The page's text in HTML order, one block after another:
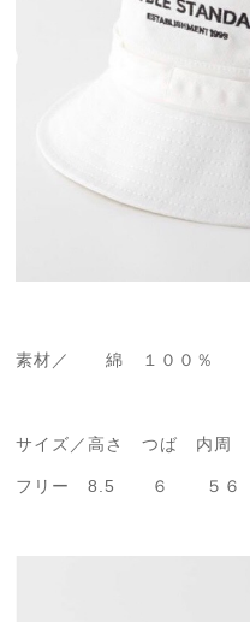
素材／ 綿 １００％
サイズ／高さ つば 内周
フリー 8.5 ６ ５６